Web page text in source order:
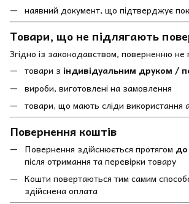
наявний документ, що підтверджує
Товари, що не підлягають
Згідно із законодавством, поверненню не
товари з індивідуальним друком /
вироби, виготовлені на замовлення
товари, що мають сліди
Повернення коштів
Повернення здійснюється протягом до
після отримання та перевірки товару
Кошти повертаються тим самим
здійснена оплата